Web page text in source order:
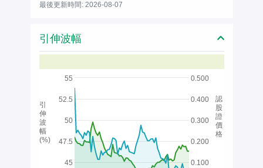
最後更新時間: 2026-08-07
引伸波幅
45
47.5
50
52.5
55
0.100
0.200
0.300
0.400
0.500
引
伸
波
幅
(%)
認
股
證
價
格